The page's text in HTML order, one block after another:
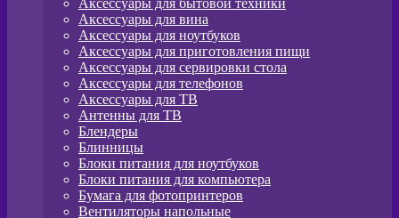
Аксессуары для бытовой техники
Аксессуары для вина
Аксессуары для ноутбуков
Аксессуары для приготовления пищи
Аксессуары для сервировки стола
Аксессуары для телефонов
Аксессуары для ТВ
Антенны для ТВ
Блендеры
Блинницы
Блоки питания для ноутбуков
Блоки питания для компьютера
Бумага для фотопринтеров
Вентиляторы напольные